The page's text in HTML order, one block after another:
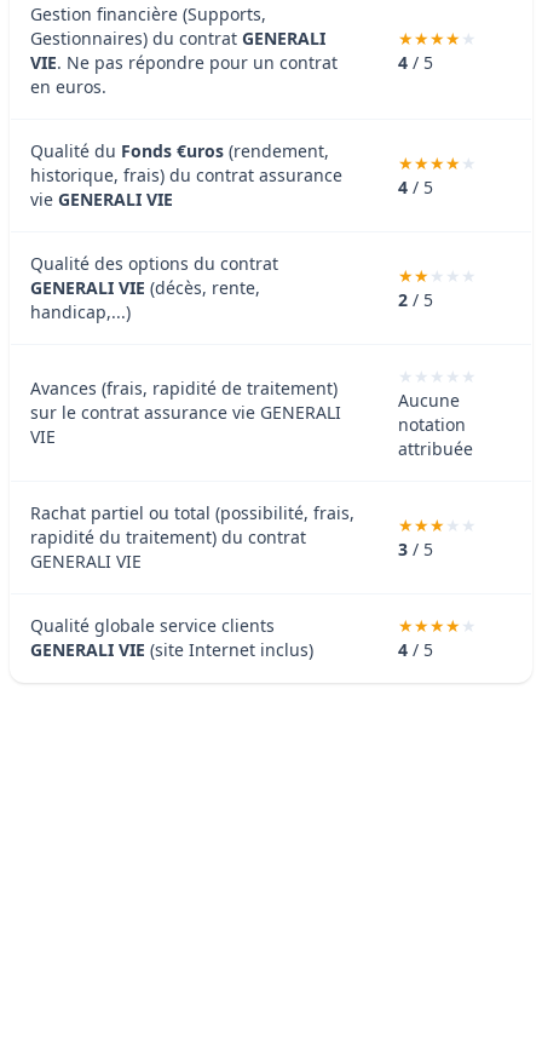
Gestion financière (Supports,
Gestionnaires) du contrat GENERALI
VIE. Ne pas répondre pour un contrat
en euros.
4 / 5
Qualité du Fonds €uros (rendement,
historique, frais) du contrat assurance
vie GENERALI VIE
4 / 5
Qualité des options du contrat
GENERALI VIE (décès, rente,
handicap,...)
2 / 5
Avances (frais, rapidité de traitement)
sur le contrat assurance vie GENERALI
VIE
Aucune
notation
attribuée
Rachat partiel ou total (possibilité, frais,
rapidité du traitement) du contrat
GENERALI VIE
3 / 5
Qualité globale service clients
GENERALI VIE (site Internet inclus) 4 / 5